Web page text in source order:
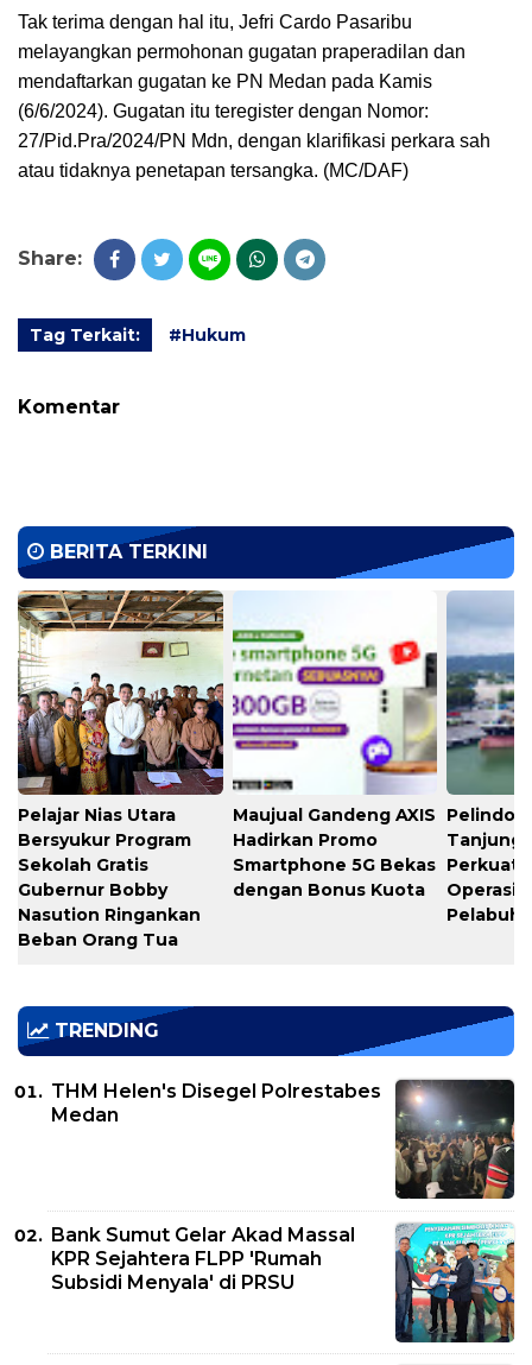
Tak terima dengan hal itu, Jefri Cardo Pasaribu
melayangkan permohonan gugatan praperadilan dan
mendaftarkan gugatan ke PN Medan pada Kamis
(6/6/2024). Gugatan itu teregister dengan Nomor:
27/Pid.Pra/2024/PN Mdn, dengan klarifikasi perkara sah
atau tidaknya penetapan tersangka. (MC/DAF)
Share:
Tag Terkait: #Hukum
Komentar
BERITA TERKINI
Pelajar Nias Utara
Bersyukur Program
Sekolah Gratis
Gubernur Bobby
Nasution Ringankan
Beban Orang Tua
Maujual Gandeng AXIS
Hadirkan Promo
Smartphone 5G Bekas
dengan Bonus Kuota
Pelindo
Tanjung
Perkuat
TRENDING
THM Helen's Disegel Polrestabes
Medan
Bank Sumut Gelar Akad Massal
KPR Sejahtera FLPP 'Rumah
Subsidi Menyala' di PRSU